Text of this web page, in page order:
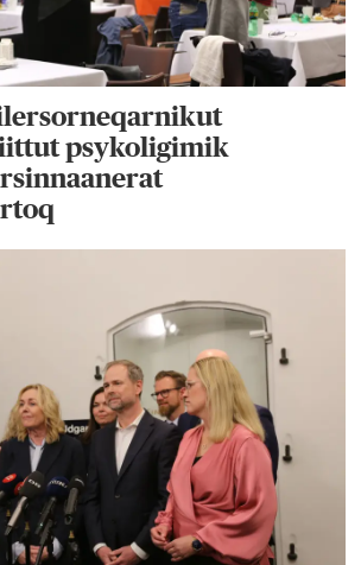
psykoligimik